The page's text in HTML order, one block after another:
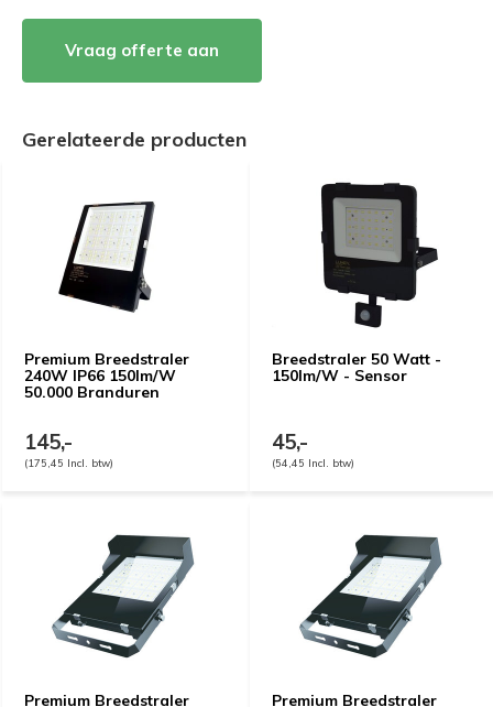
Vraag offerte aan
Gerelateerde producten
Premium Breedstraler
240W IP66 150lm/W
50.000 Branduren
145,-
(175,45 Incl. btw)
Breedstraler 50 Watt -
150lm/W - Sensor
45,-
(54,45 Incl. btw)
Premium Breedstraler
Premium Breedstraler